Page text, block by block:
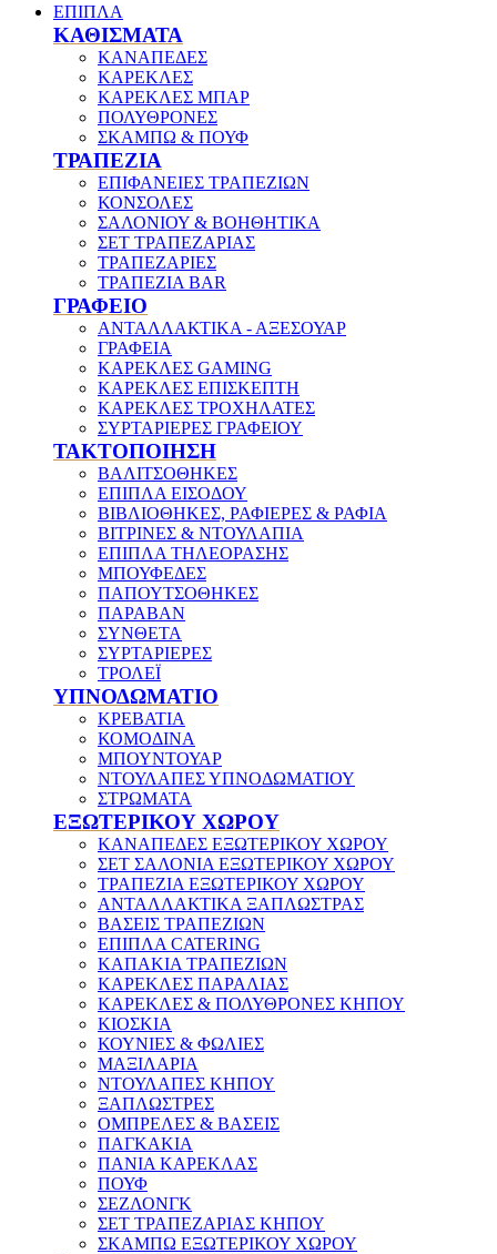
ΕΠΙΠΛΑ
ΚΑΘΙΣΜΑΤΑ
ΚΑΝΑΠΕΔΕΣ
ΚΑΡΕΚΛΕΣ
ΚΑΡΕΚΛΕΣ ΜΠΑΡ
ΠΟΛΥΘΡΟΝΕΣ
ΣΚΑΜΠΩ & ΠΟΥΦ
ΤΡΑΠΕΖΙΑ
ΕΠΙΦΑΝΕΙΕΣ ΤΡΑΠΕΖΙΩΝ
ΚΟΝΣΟΛΕΣ
ΣΑΛΟΝΙΟΥ & ΒΟΗΘΗΤΙΚΑ
ΣΕΤ ΤΡΑΠΕΖΑΡΙΑΣ
ΤΡΑΠΕΖΑΡΙΕΣ
ΤΡΑΠΕΖΙΑ BAR
ΓΡΑΦΕΙΟ
ΑΝΤΑΛΛΑΚΤΙΚΑ - ΑΞΕΣΟΥΑΡ
ΓΡΑΦΕΙΑ
ΚΑΡΕΚΛΕΣ GAMING
ΚΑΡΕΚΛΕΣ ΕΠΙΣΚΕΠΤΗ
ΚΑΡΕΚΛΕΣ ΤΡΟΧΗΛΑΤΕΣ
ΣΥΡΤΑΡΙΕΡΕΣ ΓΡΑΦΕΙΟΥ
ΤΑΚΤΟΠΟΙΗΣΗ
ΒΑΛΙΤΣΟΘΗΚΕΣ
ΕΠΙΠΛΑ ΕΙΣΟΔΟΥ
ΒΙΒΛΙΟΘΗΚΕΣ, ΡΑΦΙΕΡΕΣ & ΡΑΦΙΑ
ΒΙΤΡΙΝΕΣ & ΝΤΟΥΛΑΠΙΑ
ΕΠΙΠΛΑ ΤΗΛΕΟΡΑΣΗΣ
ΜΠΟΥΦΕΔΕΣ
ΠΑΠΟΥΤΣΟΘΗΚΕΣ
ΠΑΡΑΒΑΝ
ΣΥΝΘΕΤΑ
ΣΥΡΤΑΡΙΕΡΕΣ
ΤΡΟΛΕΪ
ΥΠΝΟΔΩΜΑΤΙΟ
ΚΡΕΒΑΤΙΑ
ΚΟΜΟΔΙΝΑ
ΜΠΟΥΝΤΟΥΑΡ
ΝΤΟΥΛΑΠΕΣ ΥΠΝΟΔΩΜΑΤΙΟΥ
ΣΤΡΩΜΑΤΑ
ΕΞΩΤΕΡΙΚΟΥ ΧΩΡΟΥ
ΚΑΝΑΠΕΔΕΣ ΕΞΩΤΕΡΙΚΟΥ ΧΩΡΟΥ
ΣΕΤ ΣΑΛΟΝΙΑ ΕΞΩΤΕΡΙΚΟΥ ΧΩΡΟΥ
ΤΡΑΠΕΖΙΑ ΕΞΩΤΕΡΙΚΟΥ ΧΩΡΟΥ
ΑΝΤΑΛΛΑΚΤΙΚΑ ΞΑΠΛΩΣΤΡΑΣ
ΒΑΣΕΙΣ ΤΡΑΠΕΖΙΩΝ
ΕΠΙΠΛΑ CATERING
ΚΑΠΑΚΙΑ ΤΡΑΠΕΖΙΩΝ
ΚΑΡΕΚΛΕΣ ΠΑΡΑΛΙΑΣ
ΚΑΡΕΚΛΕΣ & ΠΟΛΥΘΡΟΝΕΣ ΚΗΠΟΥ
ΚΙΟΣΚΙΑ
ΚΟΥΝΙΕΣ & ΦΩΛΙΕΣ
ΜΑΞΙΛΑΡΙΑ
ΝΤΟΥΛΑΠΕΣ ΚΗΠΟΥ
ΞΑΠΛΩΣΤΡΕΣ
ΟΜΠΡΕΛΕΣ & ΒΑΣΕΙΣ
ΠΑΓΚΑΚΙΑ
ΠΑΝΙΑ ΚΑΡΕΚΛΑΣ
ΠΟΥΦ
ΣΕΖΛΟΝΓΚ
ΣΕΤ ΤΡΑΠΕΖΑΡΙΑΣ ΚΗΠΟΥ
ΣΚΑΜΠΩ ΕΞΩΤΕΡΙΚΟΥ ΧΩΡΟΥ